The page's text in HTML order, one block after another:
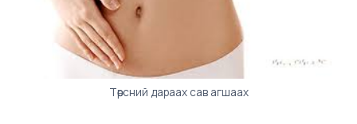
Төрсний дараах сав агшаах